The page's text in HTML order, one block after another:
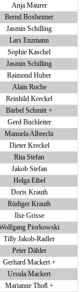
Anja Maurer
Bernd Boxheimer
Jasmin Schilling
Lars Enzmann
Sophie Kaschel
Jasmin Schilling
Raimond Huber
Alain Roche
Reinhild Kreckel
Bärbel Schmitt +
Gerd Buchleiter
Manuela Albrecht
Dieter Kreckel
Rita Stefan
Jakob Stefan
Helga Eibel
Doris Krauth
Rüdiger Krauth
Ilse Grisse
Piorkowski
Tilly Jakob-Radler
Peter Dähler
Gerhard Mackert +
Ursula Mackert
Marianne Thoß +